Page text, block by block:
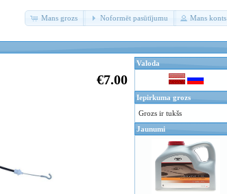
Mans grozs Noformēt pasūtījumu Mans konts
€7.00
Valoda
Iepirkuma grozs
Grozs ir tukšs
Jaunumi